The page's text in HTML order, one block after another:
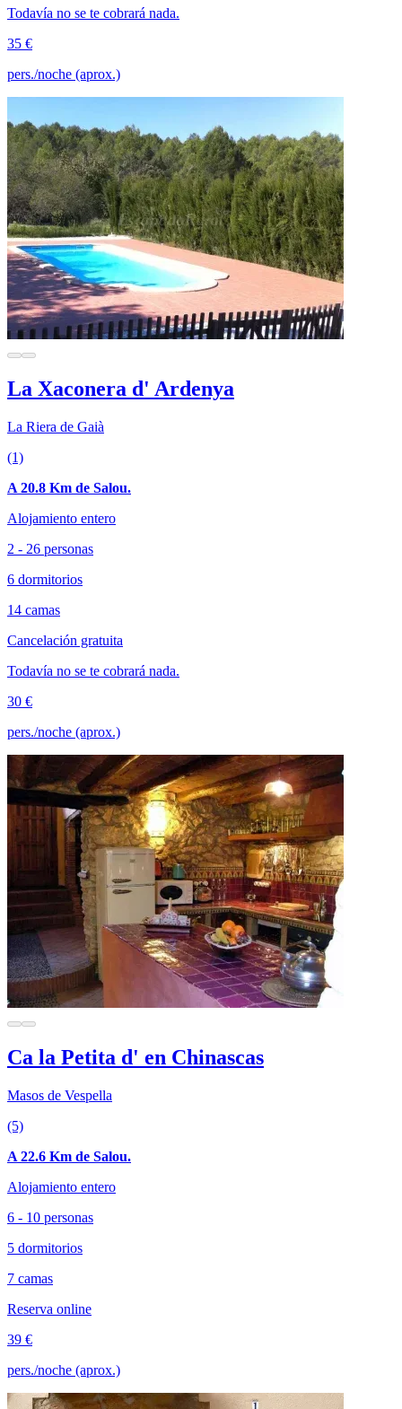
Todavía no se te cobrará nada.
35 €
pers./noche (aprox.)
La Xaconera d' Ardenya
La Riera de Gaià
(1)
A 20.8 Km de Salou.
Alojamiento entero
2 - 26 personas
6 dormitorios
14 camas
Cancelación gratuita
Todavía no se te cobrará nada.
30 €
pers./noche (aprox.)
Ca la Petita d' en Chinascas
Masos de Vespella
(5)
A 22.6 Km de Salou.
Alojamiento entero
6 - 10 personas
5 dormitorios
7 camas
Reserva online
39 €
pers./noche (aprox.)